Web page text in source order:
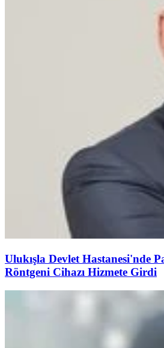
Ulukışla Devlet Hastanesi'nde
Röntgeni Cihazı Hizmete Girdi